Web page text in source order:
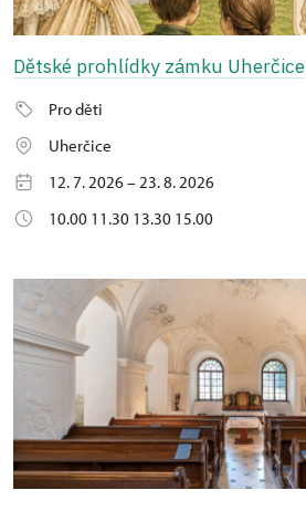
Dětské prohlídky zámku Uherčice
Pro děti
Uherčice
12. 7. 2026 – 23. 8. 2026
10.00 11.30 13.30 15.00